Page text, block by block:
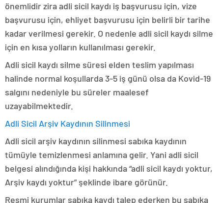
önemlidir zira adli sicil kaydı iş başvurusu için, vize
başvurusu için, ehliyet başvurusu için belirli bir tarihe
kadar verilmesi gerekir. O nedenle adli sicil kaydı silme
için en kısa yolların kullanılması gerekir.
Adli sicil kaydı silme süresi elden teslim yapılması
halinde normal koşullarda 3-5 iş günü olsa da Kovid-19
salgını nedeniyle bu süreler maalesef
uzayabilmektedir.
Adli Sicil Arşiv Kaydının Silinmesi
Adli sicil arşiv kaydının silinmesi sabıka kaydının
tümüyle temizlenmesi anlamına gelir. Yani adli sicil
belgesi alındığında kişi hakkında “adli sicil kaydı yoktur,
Arşiv kaydı yoktur” şeklinde ibare görünür.
Resmi kurumlar sabıka kaydı talep ederken bu sabıka